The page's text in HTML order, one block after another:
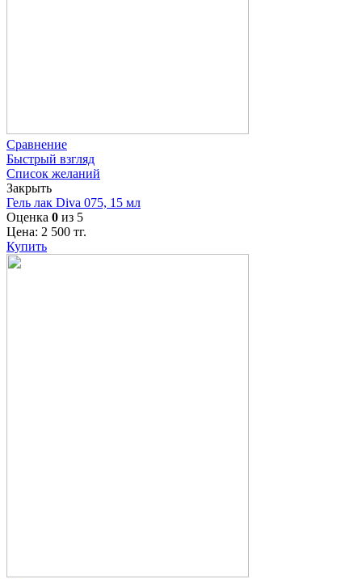
Сравнение
Быстрый взгляд
Список желаний
Закрыть
Гель лак Diva 075, 15 мл
Оценка 0 из 5
Цена: 2 500 тг.
Купить